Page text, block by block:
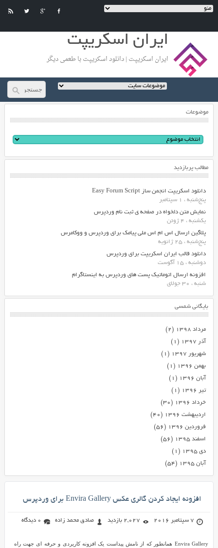
ایران اسکریپت
ایران اسکریپت | دانلود اسکریپت با طعمی دیگر
موضوعات
مطالب پربازدید
دانلود اسکریپت انجمن ساز Easy Forum Script
پنج‌شنبه ، 1 سپتامبر
نمایش متن دلخواه در صفحه ی ثبت نام وردپرس
یکشنبه ، 4 ژوئن
پلاگین ارسال اس ام اس ملی پیامک برای وردپرس و ووکامرس
پنج‌شنبه ، 25 ژانویه
دانلود قالب ایران اسکریپت برای وردپرس
دوشنبه ، 15 آگوست
افزونه ارسال اتوماتیک پست های وردپرس به اینستاگرام
شنبه ، 30 جولای
بایگانی شمسی
مرداد ۱۳۹۸
(۲)
آذر ۱۳۹۷
(۱)
شهریور ۱۳۹۷
(۱)
بهمن ۱۳۹۶
(۱)
آبان ۱۳۹۶
(۱)
تیر ۱۳۹۶
(۱)
خرداد ۱۳۹۶
(۳۰)
اردیبهشت ۱۳۹۶
(۴۰)
فروردین ۱۳۹۶
(۵۶)
اسفند ۱۳۹۵
(۵۶)
دی ۱۳۹۵
(۱)
آبان ۱۳۹۵
(۵۴)
افزونه ایجاد کردن گالری عکس Envira Gallery برای وردپرس
7 سپتامبر 2016 2,027 بازدید صادق محمد زاده 0 دیدگاه
Envira Gallery همانطور که از نامش پیداست یک افزونه کاریردی و حرفه ای جهت راه